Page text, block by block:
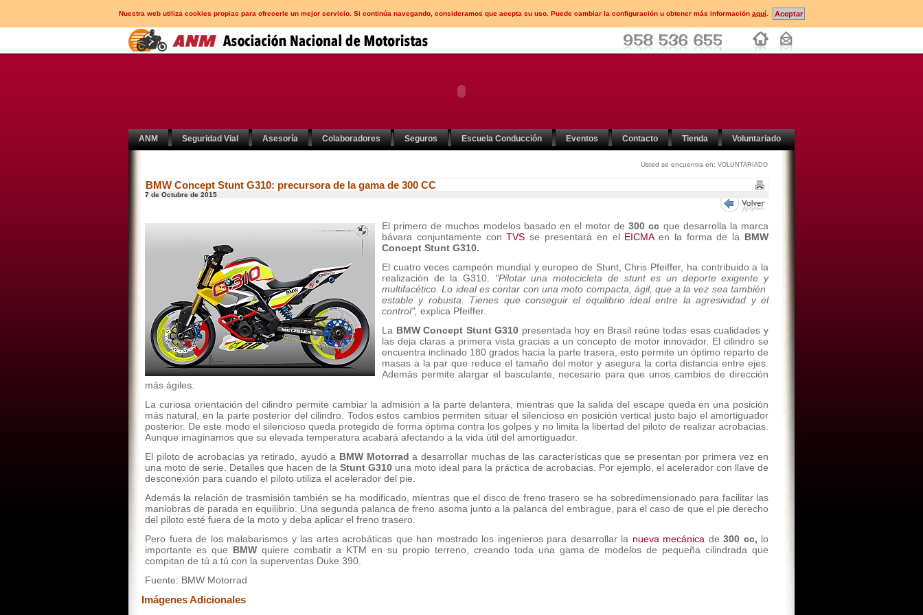
Nuestra web utiliza cookies propias para ofrecerle un mejor servicio. Si continúa navegando, consideramos que acepta su uso. Puede cambiar la configuración u obtener más información aquí.
ANM Seguridad Vial Asesoría Colaboradores Seguros Escuela Conducción Eventos Contacto Tienda Voluntariado
Usted se encuentra en: VOLUNTARIADO
BMW Concept Stunt G310: precursora de la gama de 300 CC
7 de Octubre de 2015
El primero de muchos modelos basado en el motor de300 cc que desarrolla la marca
bávara conjuntamente conTVS se presentará en el EICMAen la forma de la BMW
Concept Stunt G310.
El cuatro veces campeón mundial y europeo de Stunt, Chris Pfeiffer, ha contribuido a la
realización de la G310. "Pilotar una motocicleta de stunt es un deporte exigente y
multifacético. Lo ideal es contar con una moto compacta, ágil, que a la vez sea también
estable y robusta. Tienes que conseguir el equilibrio ideal entre la agresividad y el
control", explica Pfeiffer.
La BMW Concept Stunt G310 presentada hoy en Brasil reúne todas esas cualidades y
las deja claras a primera vista gracias a un concepto de motor innovador. El cilindro se
encuentra inclinado 180 grados hacia la parte trasera, esto permite un óptimo reparto de
masas a la par que reduce el tamaño del motor y asegura la corta distancia entre ejes.
Además permite alargar el basculante, necesario para que unos cambios de dirección
más ágiles.
La curiosa orientación del cilindro permite cambiar la admisión a la parte delantera, mientras que la salida del escape queda en una posición
más natural, en la parte posterior del cilindro. Todos estos cambios permiten situar el silencioso en posición vertical justo bajo el amortiguador
posterior. De este modo el silencioso queda protegido de forma óptima contra los golpes y no limita la libertad del piloto de realizar acrobacias.
Aunque imaginamos que su elevada temperatura acabará afectando a la vida útil del amortiguador.
El piloto de acrobacias ya retirado, ayudó a BMW Motorrada desarrollar muchas de las características que se presentan por primera vez en
una moto de serie. Detalles que hacen de la Stunt G310 una moto ideal para la práctica de acrobacias. Por ejemplo, el acelerador con llave de
desconexión para cuando el piloto utiliza el acelerador del pie.
Además la relación de trasmisión también se ha modificado, mientras que el disco de freno trasero se ha sobredimensionado para facilitar las
maniobras de parada en equilibrio. Una segunda palanca de freno asoma junto a la palanca del embrague, para el caso de que el pie derecho
del piloto esté fuera de la moto y deba aplicar el freno trasero.
Pero fuera de los malabarismos y las artes acrobáticas que han mostrado los ingenieros para desarrollar la nueva mecánica de 300 cc, lo
importante es que BMWquiere combatir a KTM en su propio terreno, creando toda una gama de modelos de pequeña cilindrada que
compitan de tú a tú con la superventas Duke 390.
Fuente: BMW Motorrad
Imágenes Adicionales